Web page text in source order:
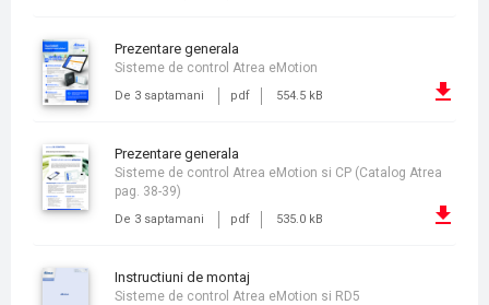
prezentare generala
De 3 saptamani pdf 554.5 kB
Sisteme de control Atrea eMotion
prezentare generala
De 3 saptamani pdf 535.0 kB
Sisteme de control Atrea eMotion si CP (Catalog Atrea
pag. 38-39)
instructiuni de montaj
Sisteme de control Atrea eMotion si RD5